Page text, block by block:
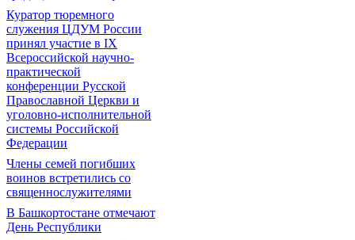
Куратор тюремного
служения ЦДУМ России
принял участие в IX
Всероссийской научно-
практической
конференции Русской
Православной Церкви и
уголовно-исполнительной
системы Российской
Федерации
Члены семей погибших
воинов встретились со
священнослужителями
В Башкортостане отмечают
День Республики